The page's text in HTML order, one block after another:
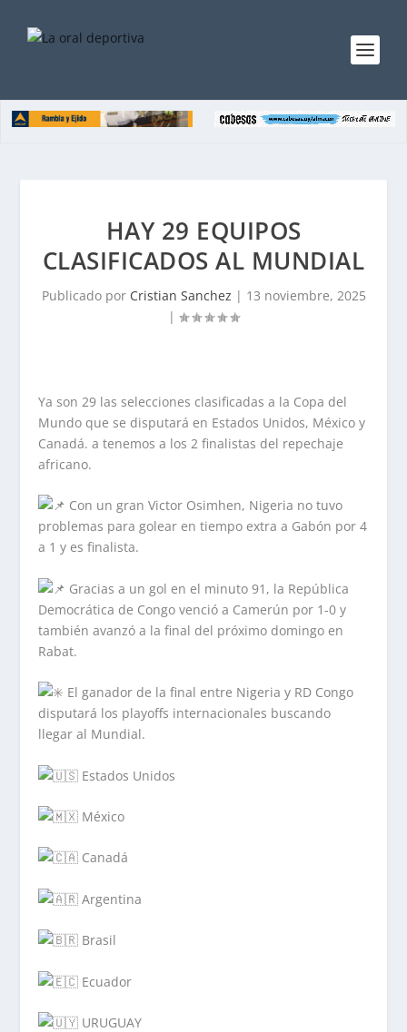
HAY 29 EQUIPOS
CLASIFICADOS AL MUNDIAL
Publicado por Cristian Sanchez | 13 noviembre, 2025
|
Ya son 29 las selecciones clasificadas a la Copa del
Mundo que se disputará en Estados Unidos, México y
Canadá. atenemos a los 2 finalistas del repechaje
africano.
Con un gran Victor Osimhen, Nigeria no tuvo
problemas para golear en tiempo extra a Gabón por 4
a 1 y es finalista.
Gracias a un gol en el minuto 91, la República
Democrática de Congo venció a Camerún por 1-0 y
también avanzó a la final del próximo domingo en
Rabat.
El ganador de la final entre Nigeria y RD Congo
disputará los playoffs internacionales buscando
llegar al Mundial.
Estados Unidos
México
Canadá
Argentina
Brasil
Ecuador
URUGUAY